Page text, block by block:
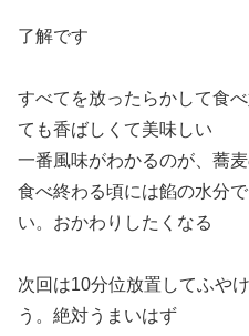
了解です
すべてを放ったらかして食
ても香ばしくて美味しい
一番風味がわかるのが、蕎
食べ終わる頃には餡の水分
い。おかわりしたくなる
次回は10分位放置してふや
う。絶対うまいはず